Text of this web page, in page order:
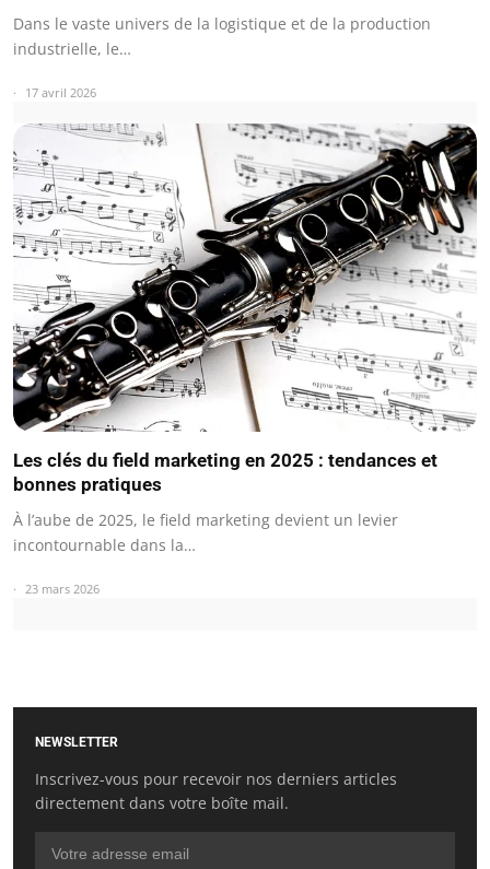
Dans le vaste univers de la logistique et de la production
industrielle, le…
17 avril 2026
Les clés du field marketing en 2025 : tendances et
bonnes pratiques
À l’aube de 2025, le field marketing devient un levier
incontournable dans la…
23 mars 2026
NEWSLETTER
Inscrivez-vous pour recevoir nos derniers articles
directement dans votre boîte mail.